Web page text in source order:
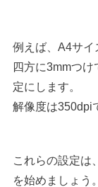
例えば、A4サイ
四方に3mmつ
定にします。
解像度は350dpi
これらの設定は
を始めましょう。